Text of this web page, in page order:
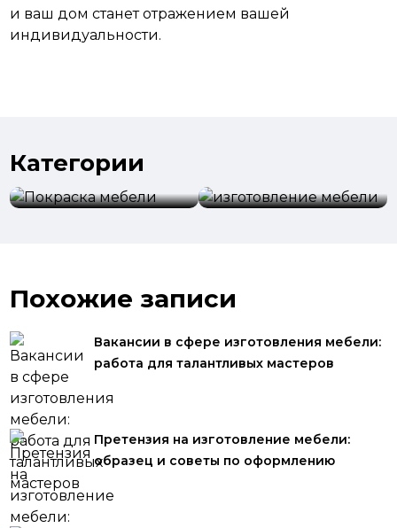
и ваш дом станет отражением вашей
индивидуальности.
Категории
Покраска мебели
Похожие записи
Вакансии в сфере изготовления мебели:
работа для талантливых мастеров
Претензия на изготовление мебели:
образец и советы по оформлению